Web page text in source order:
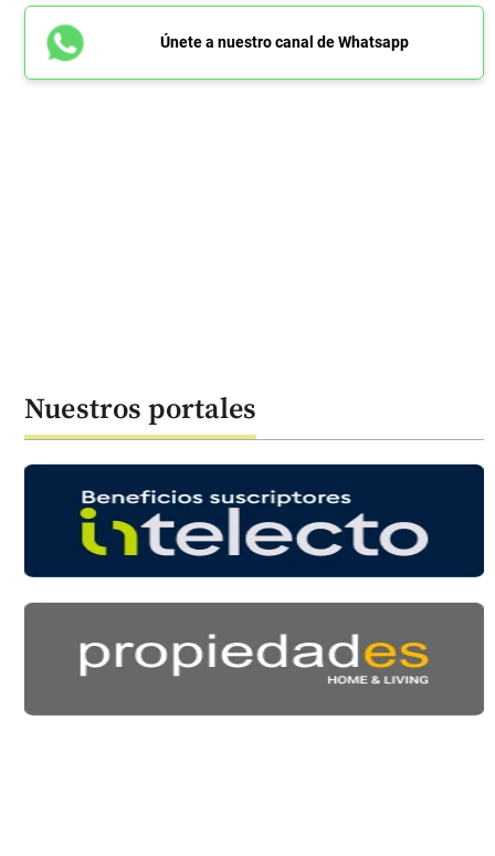
Únete a nuestro canal de Whatsapp
Nuestros portales